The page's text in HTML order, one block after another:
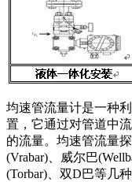
均速管流量计是一种
置，它通过对管道中
的流量。均速管流量
(Vrabar)、威尔巴
(Torbar)、双D巴等几